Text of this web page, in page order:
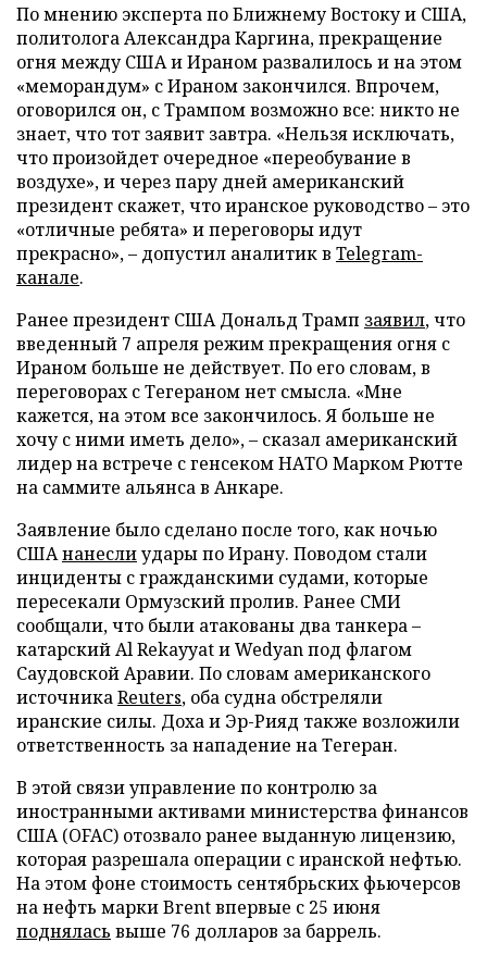
По мнению эксперта по Ближнему Востоку и США,
политолога Александра Каргина, прекращение
огня между США и Ираном развалилось и на этом
«меморандум» с Ираном закончился. Впрочем,
оговорился он, с Трампом возможно все: никто не
знает, что тот заявит завтра. «Нельзя исключать,
что произойдет очередное «переобувание в
воздухе», и через пару дней американский
президент скажет, что иранское руководство – это
«отличные ребята» и переговоры идут
прекрасно», – допустил аналитик в Telegram-
канале.
Ранее президент США Дональд Трамп заявил, что
введенный 7 апреля режим прекращения огня с
Ираном больше не действует. По его словам, в
переговорах с Тегераном нет смысла. «Мне
кажется, на этом все закончилось. Я больше не
хочу с ними иметь дело», – сказал американский
лидер на встрече с генсеком НАТО Марком Рютте
на саммите альянса в Анкаре.
Заявление было сделано после того, как ночью
СШАнанеслиудары по Ирану. Поводом стали
инциденты с гражданскими судами, которые
пересекали Ормузский пролив. Ранее СМИ
сообщали, что были атакованы два танкера –
катарский Al Rekayyat и Wedyan под флагом
Саудовской Аравии. По словам американского
источникаReuters, оба судна обстреляли
иранские силы. Доха и Эр-Рияд также возложили
ответственность за нападение на Тегеран.
В этой связи управление по контролю за
иностранными активами министерства финансов
США (OFAC) отозвало ранее выданную лицензию,
которая разрешала операции с иранской нефтью.
На этом фоне стоимость сентябрьских фьючерсов
на нефть марки Brent впервые с 25 июня
поднялась выше 76 долларов за баррель.